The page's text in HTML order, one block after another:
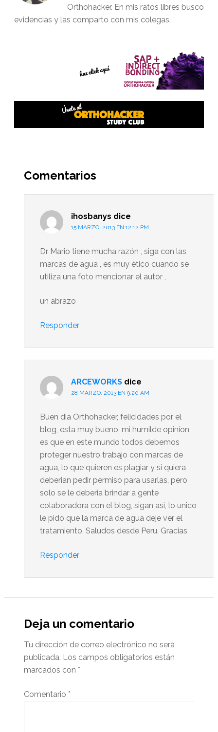
Orthohacker. En mis ratos libres busco
evidencias y las comparto con mis colegas.
del
lector
Comentarios
ihosbanys dice
15 MARZO, 2013 EN 12:12 PM
Dr Mario tiene mucha razón , siga con las
marcas de agua , es muy ético cuando se
utiliza una foto mencionar el autor ,
un abrazo
Responder
ARCEWORKS dice
28 MARZO, 2013 EN 9:20 AM
Buen dia Orthohacker, felicidades por el
blog, esta muy bueno, mi humilde opinion
es que en este mundo todos debemos
proteger nuestro trabajo con marcas de
agua, lo que quieren es plagiar y si quiera
deberian pedir permiso para usarlas, pero
solo se le deberia brindar a gente
colaboradora con el blog, sigan asi, lo unico
le pido que la marca de agua deje ver el
tratamiento, Saludos desde Peru. Gracias
Responder
Deja un comentario
Tu dirección de correo electrónico no será
publicada. Los campos obligatorios están
marcados con *
Comentario *